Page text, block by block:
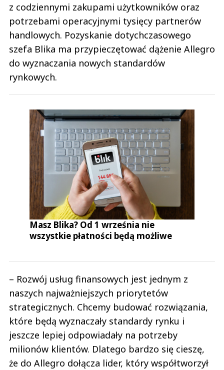
z codziennymi zakupami użytkowników oraz
potrzebami operacyjnymi tysięcy partnerów
handlowych. Pozyskanie dotychczasowego
szefa Blika ma przypieczętować dążenie Allegro
do wyznaczania nowych standardów
rynkowych.
Masz Blika? Od 1 września nie
wszystkie płatności będą możliwe
– Rozwój usług finansowych jest jednym z
naszych najważniejszych priorytetów
strategicznych. Chcemy budować rozwiązania,
które będą wyznaczały standardy rynku i
jeszcze lepiej odpowiadały na potrzeby
milionów klientów. Dlatego bardzo się cieszę,
że do Allegro dołącza lider, który współtworzył